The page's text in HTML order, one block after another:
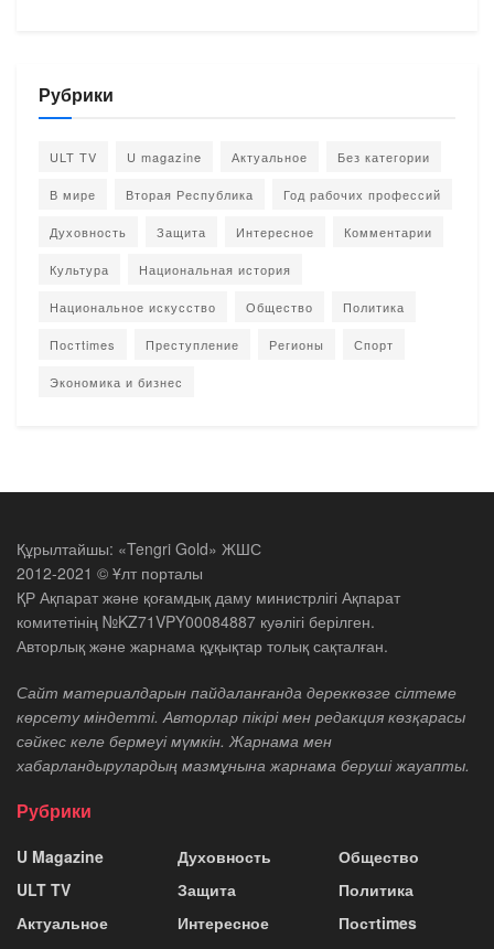
Рубрики
ULT TV U magazine Актуальное Без категории
В мире Вторая Республика Год рабочих профессий
Духовность Защита Интересное Комментарии
Культура Национальная история
Национальное искусство Общество Политика
Постtimes Преступление Регионы Спорт
Экономика и бизнес
Құрылтайшы: «Tengri Gold» ЖШС
2012-2021 © Ұлт порталы
ҚР Ақпарат және қоғамдық даму министрлігі Ақпарат
комитетінің №KZ71VPY00084887 куәлігі берілген.
Авторлық және жарнама құқықтар толық сақталған.
Сайт материалдарын пайдаланғанда дереккөзге сілтеме
көрсету міндетті. Авторлар пікірі мен редакция көзқарасы
сәйкес келе бермеуі мүмкін. Жарнама мен
хабарландырулардың мазмұнына жарнама беруші жауапты.
Рубрики
U Magazine
ULT TV
Актуальное
Духовность
Защита
Интересное
Общество
Политика
Постtimes